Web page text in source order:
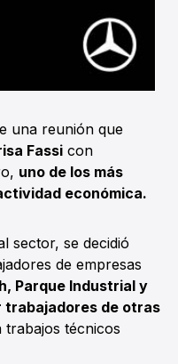
una reunión que
Fassi con
uno de los más
económica.
sector, se decidió
de empresas
Parque Industrial y
trabajadores de otras
trabajos técnicos